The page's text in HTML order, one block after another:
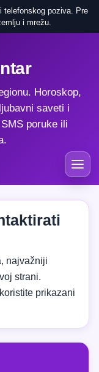
telefonskog poziva. Pre
i mrežu.
Horoskop,
saveti i
poruke ili
najvažniji
strani.
prikazani